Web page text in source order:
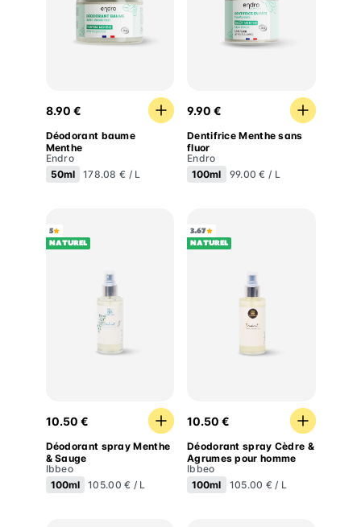
Déodorant baume Menthe
8.90 €
Déodorant baume
Menthe
Endro
50ml
178.08 € / L
Dentifrice Menthe sans
9.90 €
Dentifrice Menthe sans
fluor
Endro
100ml
99.00 € / L
5
Naturel
Déodorant spray Menthe & Sauge
10.50 €
Déodorant spray Menthe
& Sauge
Ibbeo
100ml
105.00 € / L
3.67
Naturel
Déodorant spray Cèdre &
10.50 €
Déodorant spray Cèdre &
Agrumes pour homme
Ibbeo
100ml
105.00 € / L